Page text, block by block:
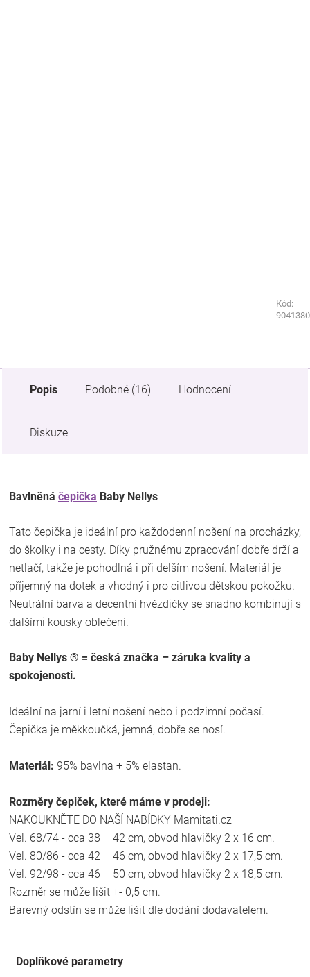
Kód:
Kód:
Popis Podobné (16) Hodnocení
Diskuze
Bavlněná čepička Baby Nellys
Tato čepička je ideální pro každodenní nošení na procházky,
do školky i na cesty. Díky pružnému zpracování dobře drží a
netlačí, takže je pohodlná i při delším nošení. Materiál je
příjemný na dotek a vhodný i pro citlivou dětskou pokožku.
Neutrální barva a decentní hvězdičky se snadno kombinují s
dalšími kousky oblečení.
Baby Nellys ® = česká značka – záruka kvality a
spokojenosti.
Ideální na jarní i letní nošení nebo i podzimní počasí.
Čepička je měkkoučká, jemná, dobře se nosí.
Materiál: 95% bavlna + 5% elastan.
Rozměry čepiček, které máme v prodeji:
NAKOUKNĚTE DO NAŠÍ NABÍDKY Mamitati.cz
Vel. 68/74 - cca 38 – 42 cm, obvod hlavičky 2 x 16 cm.
Vel. 80/86 - cca 42 – 46 cm, obvod hlavičky 2 x 17,5 cm.
Vel. 92/98 - cca 46 – 50 cm, obvod hlavičky 2 x 18,5 cm.
Rozměr se může lišit +- 0,5 cm.
Barevný odstín se může lišit dle dodání dodavatelem.
Doplňkové parametry